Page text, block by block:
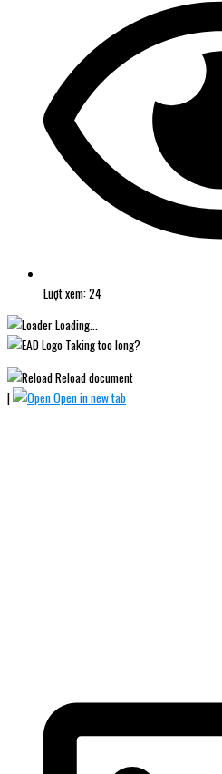
Lượt xem: 24
Loading...
Taking too long?
Reload document
|
Open in new tab